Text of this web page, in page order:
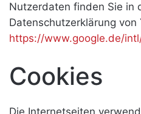
Nutzerdaten finden Sie in
Datenschutzerklärung von
https://www.google.de/
Cookies